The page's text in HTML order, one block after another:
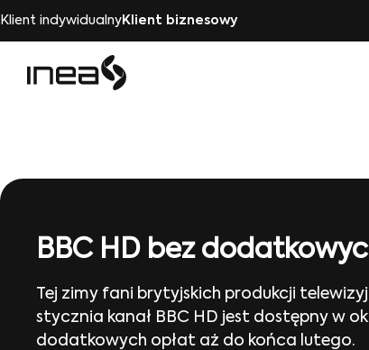
Klient indywidualnyKlient biznesowy
BBC HD bez
Tej zimy fani brytyjskich produkcji
stycznia kanał BBC HD jest dostępny w
dodatkowych opłat aż do końca lutego.